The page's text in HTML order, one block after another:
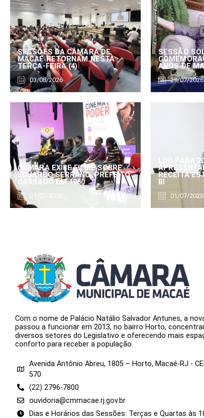
SESSÕES DA CÂMARA DE
MACAÉ RETORNAM NESTA
TERÇA-FEIRA (4)
03/08/2026
SESSÃO
ANOS DE
29/07/2026
CÂMARA EXIBE FILME SOBRE
EDUARDO SERRANO, PREFEITO
CASSADO EM 1960
01/07/2026
LDO PARA
RECEITA
BI
01/07/2026
Com o nome de Palácio Natálio Salvador Antunes, a
passou a funcionar em 2013, no bairro Horto,
diversos setores do Legislativo e oferecendo mais
conforto para receber a população.
Avenida Antônio Abreu, 1805 – Horto, Macaé-RJ -
570
(22) 2796-7800
ouvidoria@cmmacae.rj.gov.br
Dias e Horários das Sessões: Terças e Quartas às